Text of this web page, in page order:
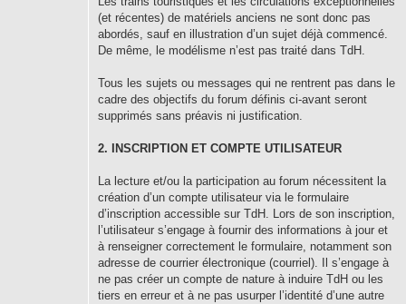
(et récentes) de matériels anciens ne sont donc pas
abordés, sauf en illustration d’un sujet déjà commencé.
De même, le modélisme n’est pas traité dans TdH.
Tous les sujets ou messages qui ne rentrent pas dans le
cadre des objectifs du forum définis ci-avant seront
supprimés sans préavis ni justification.
2. INSCRIPTION ET COMPTE UTILISATEUR
La lecture et/ou la participation au forum nécessitent la
création d’un compte utilisateur via le formulaire
d’inscription accessible sur TdH. Lors de son inscription,
l’utilisateur s’engage à fournir des informations à jour et
à renseigner correctement le formulaire, notamment son
adresse de courrier électronique (courriel). Il s’engage à
ne pas créer un compte de nature à induire TdH ou les
tiers en erreur et à ne pas usurper l’identité d’une autre